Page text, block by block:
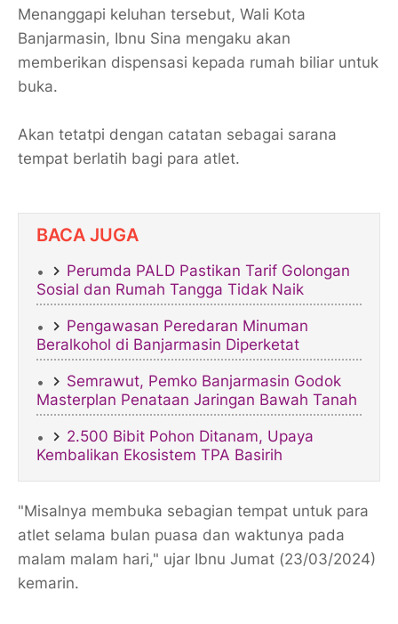
Menanggapi keluhan tersebut, Wali Kota
Banjarmasin, Ibnu Sina mengaku akan
memberikan dispensasi kepada rumah biliar untuk
buka.
Akan tetatpi dengan catatan sebagai sarana
tempat berlatih bagi para atlet.
BACA JUGA
Perumda PALD Pastikan Tarif Golongan
Sosial dan Rumah Tangga Tidak Naik
Pengawasan Peredaran Minuman
Beralkohol di Banjarmasin Diperketat
Semrawut, Pemko Banjarmasin Godok
Masterplan Penataan Jaringan Bawah Tanah​
2.500 Bibit Pohon Ditanam, Upaya
Kembalikan Ekosistem TPA Basirih
"Misalnya membuka sebagian tempat untuk para
atlet selama bulan puasa dan waktunya pada
malam malam hari," ujar Ibnu Jumat (23/03/2024)
kemarin.